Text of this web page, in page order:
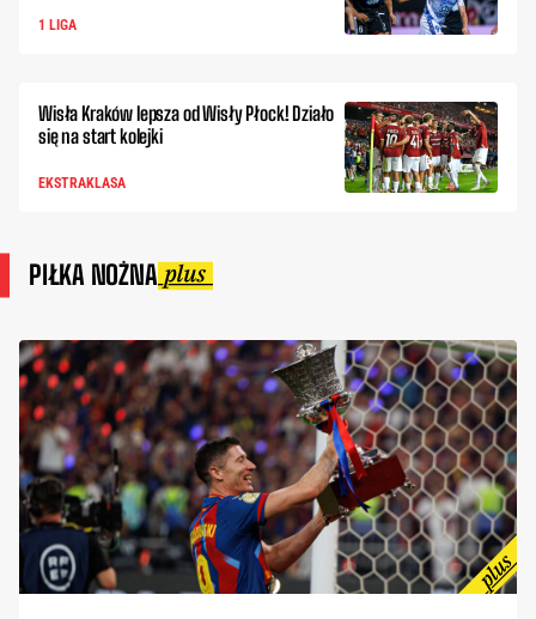
1 LIGA
Wisła Kraków lepsza od Wisły Płock! Działo
się na start kolejki
EKSTRAKLASA
PIŁKA NOŻNA